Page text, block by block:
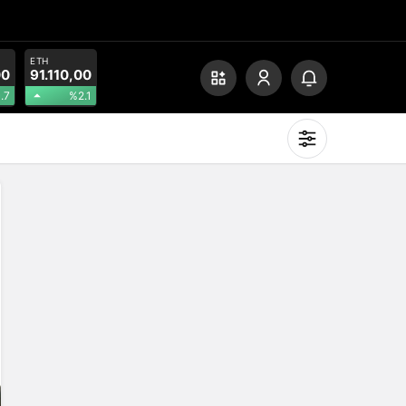
ETH
91.110,00
%2.1
Mod
değiştir